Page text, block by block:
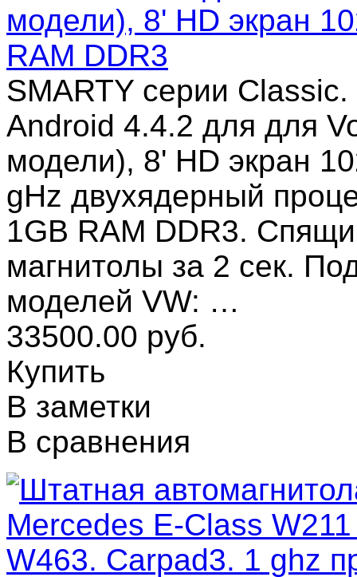
модели), 8' HD экран
RAM DDR3
SMARTY серии
Android 4.4.2 для для
модели), 8' HD экран
gHz двухядерный
1GB RAM DDR3.
магнитолы за 2 сек.
моделей VW: …
33500.00 руб.
Купить
В заметки
В сравнения